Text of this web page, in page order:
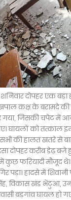
दोपहर एक बड़ा
कक्ष के बरामदे की
जिसकी चपेट में
घायलों को तत्काल
की हालत खतरे से
दोपहर करीब डेढ़
कुछ फरियादी मौजूद
पड़ा। हादसे में शिवानी
विकास खंड भेंटुआ,
बड़गांव घायल हो